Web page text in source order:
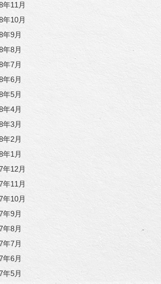
年11月
年10月
年9月
年8月
年7月
年6月
年5月
年4月
年3月
年2月
年1月
年12月
年11月
年10月
年9月
年8月
年7月
年6月
年5月